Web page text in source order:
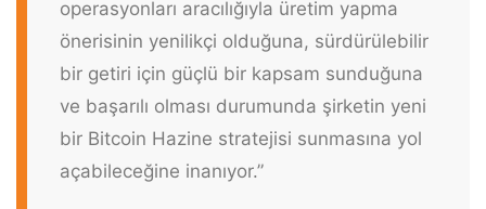
operasyonları aracılığıyla üretim yapma
önerisinin yenilikçi olduğuna, sürdürülebilir
bir getiri için güçlü bir kapsam sunduğuna
ve başarılı olması durumunda şirketin yeni
bir Bitcoin Hazine stratejisi sunmasına yol
açabileceğine inanıyor.”